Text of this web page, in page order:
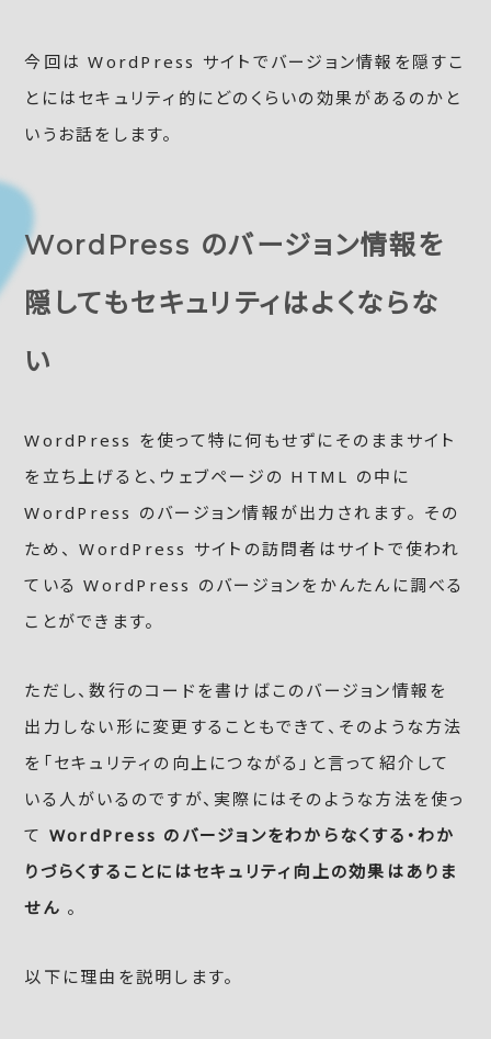
今回は WordPress サイトでバージョン情報を隠すこ
とにはセキュリティ的にどのくらいの効果があるのかと
いうお話をします。
WordPress のバージョン情報を
隠してもセキュリティはよくならな
い
WordPress を使って特に何もせずにそのままサイト
を立ち上げると、ウェブページの HTML の中に
WordPress のバージョン情報が出力されます。 その
ため、 WordPress サイトの訪問者はサイトで使われ
ている WordPress のバージョンをかんたんに調べる
ことができます。
ただし、数行のコードを書けばこのバージョン情報を
出力しない形に変更することもできて、そのような方法
を「セキュリティの向上につながる」と言って紹介して
いる人がいるのですが、実際にはそのような方法を使っ
て WordPress のバージョンをわからなくする・わか
りづらくすることにはセキュリティ向上の効果はありま
せん 。
以下に理由を説明します。